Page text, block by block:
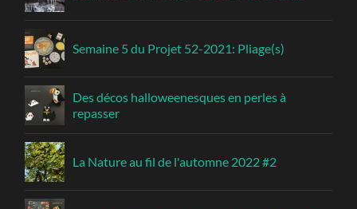
Semaine 5 du Projet 52-2021: Pliage(s)
Des décos halloweenesques en perles à
repasser
La Nature au fil de l'automne 2022 #2